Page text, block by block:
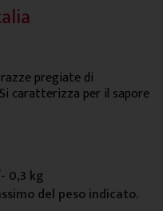
pregiate di
caratterizza per il sapore
0,3 kg
del peso indicato.